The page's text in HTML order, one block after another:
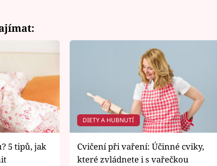
5 tipů, jak
DIETY A HUBNUTÍ
Cvičení při vaření: Účinné cviky,
které zvládnete i s vařečkou